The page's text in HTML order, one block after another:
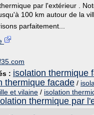
par l'extérieur .
100 km autour de la
parfaitement...
: isolation thermique
thermique facade /
et vilaine / isolation
thermique par